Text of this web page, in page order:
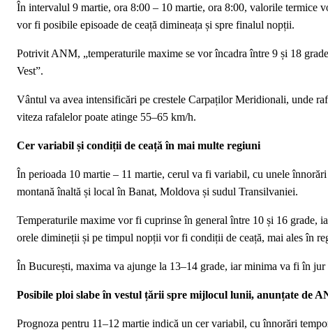
În intervalul 9 martie, ora 8:00 – 10 martie, ora 8:00, valorile termice
vor fi posibile episoade de ceață dimineața și spre finalul nopții.
Potrivit ANM, „temperaturile maxime se vor încadra între 9 și 18
Vest”.
Vântul va avea intensificări pe crestele Carpaților Meridionali, unde
viteza rafalelor poate atinge 55–65 km/h.
Cer variabil și condiții de ceață în mai multe regiuni
În perioada 10 martie – 11 martie, cerul va fi variabil, cu unele
montană înaltă și local în Banat, Moldova și sudul Transilvaniei.
Temperaturile maxime vor fi cuprinse în general între 10 și 16 grade,
orele dimineții și pe timpul nopții vor fi condiții de ceață, mai ales în
În București, maxima va ajunge la 13–14 grade, iar minima va fi în
Posibile ploi slabe în vestul țării spre mijlocul lunii, anunțate de
Prognoza pentru 11–12 martie indică un cer variabil, cu înnorări